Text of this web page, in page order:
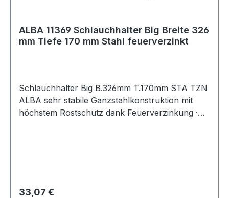
ALBA 11369 Schlauchhalter Big Breite 326
mm Tiefe 170 mm Stahl feuerverzinkt
Schlauchhalter Big B.326mm T.170mm STA TZN
ALBA sehr stabile Ganzstahlkonstruktion mit
höchstem Rostschutz dank Feuerverzinkung ·
Regulärer Preis:
33,07 €